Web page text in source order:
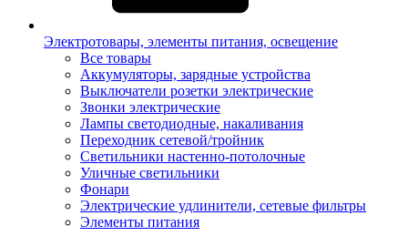
Электротовары, элементы питания, освещение
Все товары
Аккумуляторы, зарядные устройства
Выключатели розетки электрические
Звонки электрические
Лампы светодиодные, накаливания
Переходник сетевой/тройник
Светильники настенно-потолочные
Уличные светильники
Фонари
Электрические удлинители, сетевые фильтры
Элементы питания